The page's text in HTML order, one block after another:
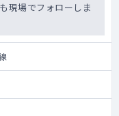
現場でフォローしま